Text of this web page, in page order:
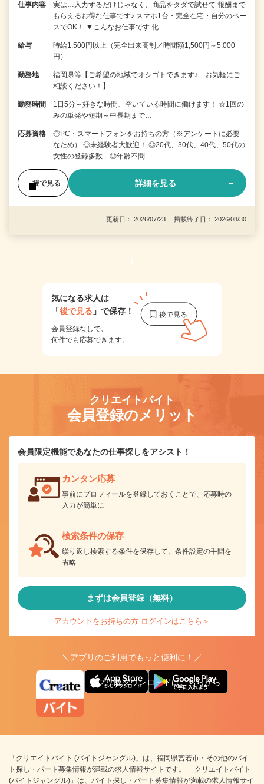
仕事内容
実は…入力するだけじゃなく、商品をタダで試せて 報酬まで
もらえるお得な仕事です♪ スマホ1台・完全在宅・自分のペー
スでOK！ ▼こんなお仕事です 化…
給与
時給1,500円以上（完全出来高制／時間額1,500円～5,000
円）
勤務地
福岡県等【ご希望の地域でオシゴトできます♪ お気軽にご
相談ください！】
勤務時間
1日5分～好きな時間、空いている時間に働けます！ ☆1回の
みの単発や短期～中長期まで…
応募資格
◎PC・スマートフォンをお持ちの方（※アンケートに必要
なため） ◎未経験者大歓迎！ ◎20代、30代、40代、50代の
女性の登録多数 ◎年齢不問
後で見る 詳細を見る
更新日： 2026/07/23 掲載終了日： 2026/08/30
1
気になる求人は
「後で見る 」で保存！
会員登録なしで、
何件でも応募できます。
クリエイトバイト
会員登録のメリット
会員限定機能であなたの仕事探しをアシスト！
カンタン応募
事前にプロフィールを登録しておくことで、応募時の
入力が簡単に
検索条件の保存
繰り返し検索する条件を保存して、条件設定の手間を
省略
まずは会員登録（無料）
アカウントをお持ちの方 ログインはこちら＞
＼アプリのご利用でもっと便利に！／
アプリ版ダウンロードはこちらから
「クリエイトバイト (バイトジャングル)」は、福岡県宮若市・その他のバイ
ト探し・パート募集情報が満載の求人情報サイトです。 「クリエイトバイト
(バイトジャングル)」は、バイト探し・パート募集情報が満載の求人情報サイ